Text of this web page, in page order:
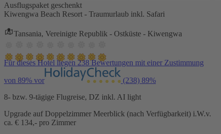
Ausflugspaket geschenkt
Kiwengwa Beach Resort - Traumurlaub inkl. Safari
Tansania, Vereinigte Republik - Ostküste - Kiwengwa
Für dieses Hotel liegen 238 Bewertungen mit einer Zustimmung
von 89% vor (238) 89%
8- bzw. 9-tägige Flugreise, DZ inkl. AI light
Upgrade auf Doppelzimmer Meerblick (nach Verfügbarkeit) i.W.v.
ca. € 134,- pro Zimmer